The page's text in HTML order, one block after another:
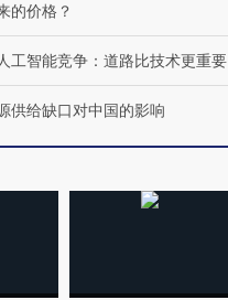
的价格？
工智能竞争：道路比技术更重要
供给缺口对中国的影响